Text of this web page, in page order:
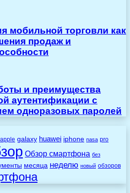
мобильной торговли как
продаж и
и преимущества
аутентификации с
одноразовых паролей
apple galaxy huawei iphone nasa pro
Обзор смартфона без
месяца неделю новый обзоров